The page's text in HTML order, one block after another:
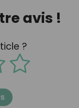
avis !
?